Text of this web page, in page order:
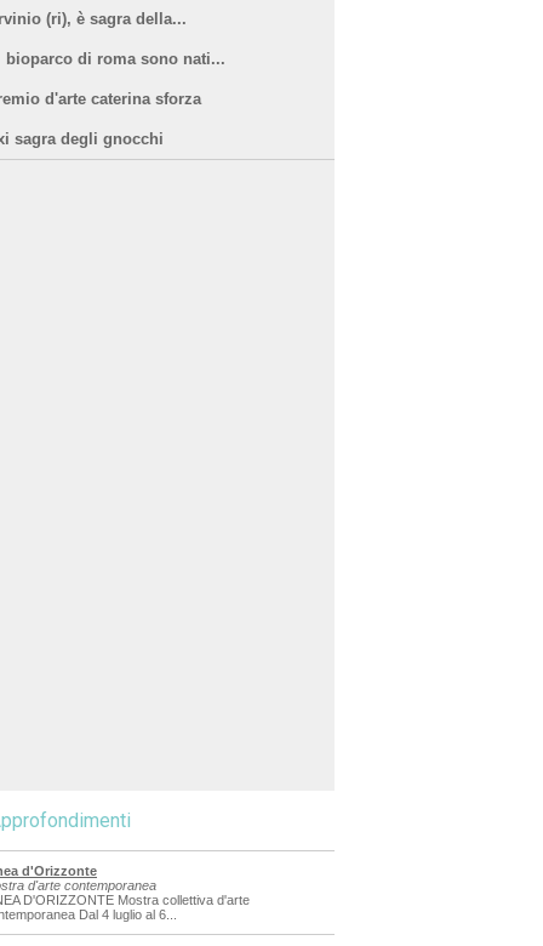
(ri), è sagra della...
bioparco di roma sono nati...
d'arte caterina sforza
sagra degli gnocchi
d'Orizzonte
d'arte contemporanea
D'ORIZZONTE Mostra collettiva d'arte
Dal 4 luglio al 6...